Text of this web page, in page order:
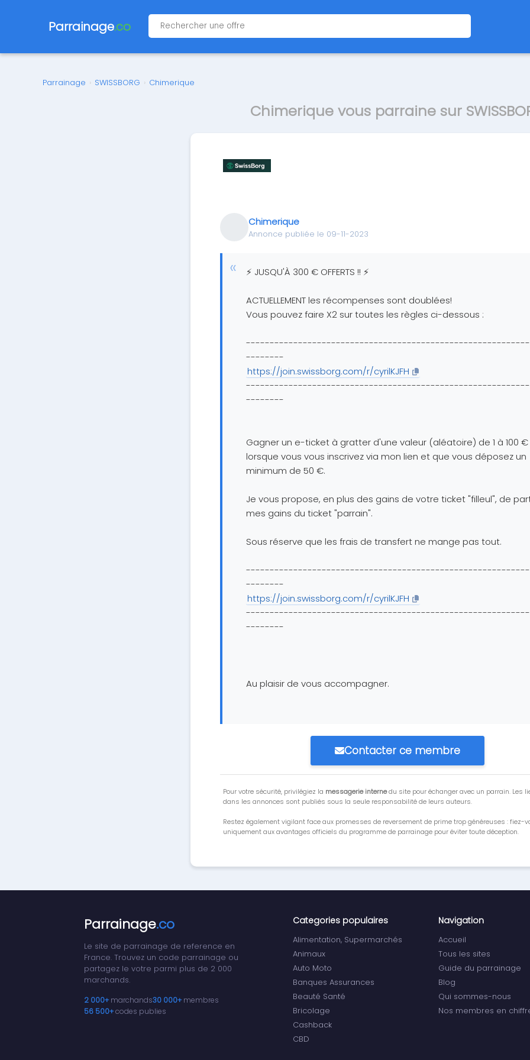
Parrainage.co
Parrainage › SWISSBORG › Chimerique
Chimerique vous parraine sur
Chimerique
Annonce publiée le 09-11-2023
⚡️ JUSQU'À 300 € OFFERTS !! ⚡️
ACTUELLEMENT les récompenses sont doublées!
Vous pouvez faire X2 sur toutes les règles ci-dessous :
--------
https://join.swissborg.com/r/cyrilKJFH
--------
Gagner un e-ticket à gratter d'une valeur (aléatoire) de 1 à 100 €
lorsque vous vous inscrivez via mon lien et que vous déposez un
minimum de 50 €.
Je vous propose, en plus des gains de votre ticket "filleul", de
mes gains du ticket "parrain".
Sous réserve que les frais de transfert ne mange pas tout.
--------
https://join.swissborg.com/r/cyrilKJFH
--------
Au plaisir de vous accompagner.
Contacter ce membre
Pour votre sécurité, privilégiez la messagerie internedu site pour échanger avec un parrain. Les
dans les annonces sont publiés sous la seule responsabilité de leurs auteurs.
Restez également vigilant face aux promesses de reversement de prime trop généreuses : fiez-
uniquement aux avantages officiels du programme de parrainage pour éviter toute déception.
Parrainage.co
Le site de parrainage de reference en
France. Trouvez un code parrainage ou
partagez le votre parmi plus de 2 000
marchands.
2 000+ marchands30 000+ membres
56 500+codes publies
Categories populaires
Alimentation, Supermarchés
Animaux
Auto Moto
Banques Assurances
Beauté Santé
Bricolage
Cashback
CBD
Navigation
Accueil
Tous les sites
Guide du parrainage
Blog
Qui sommes-nous
Nos membres en